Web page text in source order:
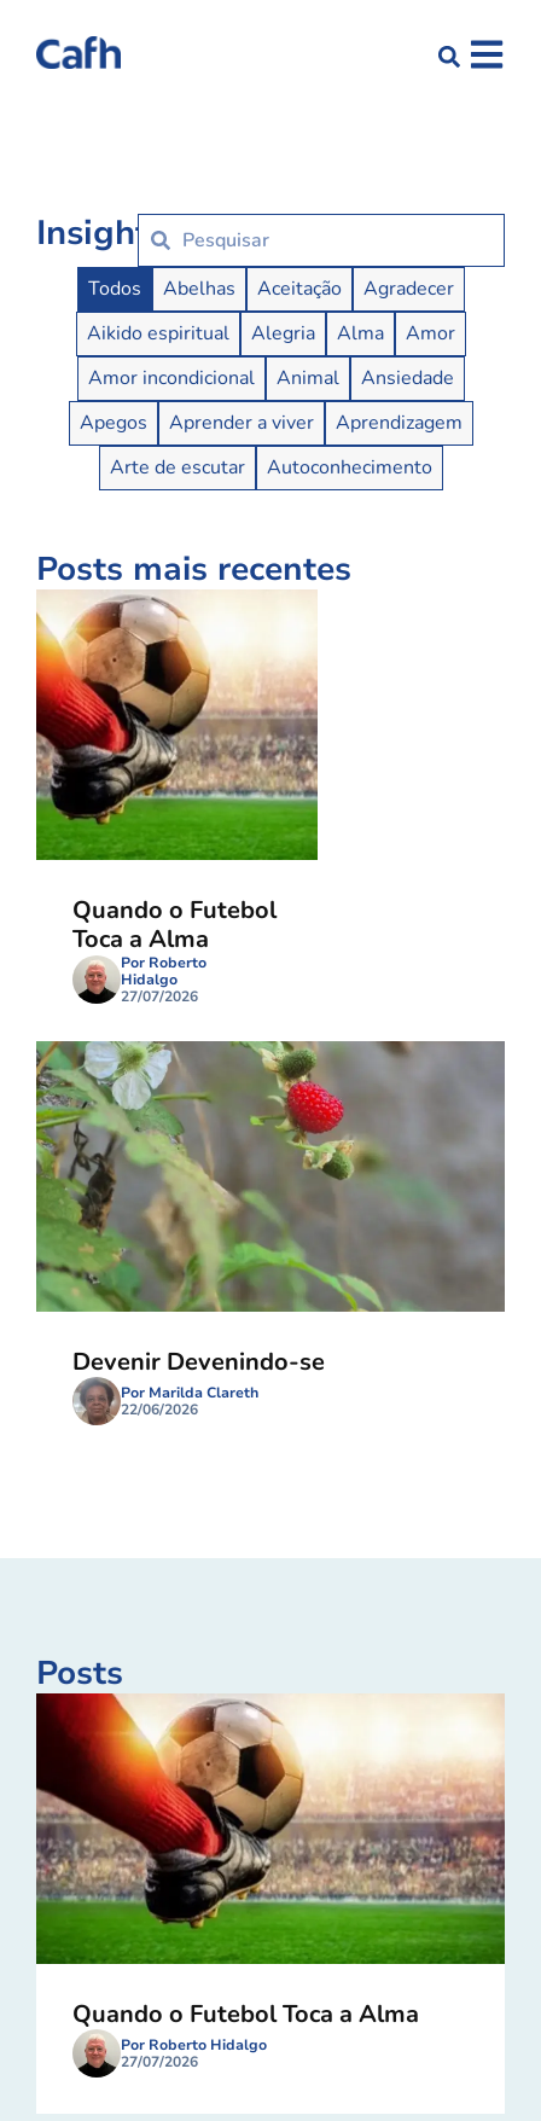
Insights
Insights Buttons
Todos Abelhas Aceitação
Agradecer
Aikido espiritual
Alegria Alma
Amor
Amor incondicional
Animal
Ansiedade
Apegos
Aprender a viver
Aprendizagem
Arte de escutar
Autoconhecimento
Posts mais recentes
Quando o Futebol
Toca a Alma
Por Roberto
Hidalgo
27/07/2026
Devenir Devenindo-se
Por Marilda Clareth
22/06/2026
Posts
Quando o Futebol Toca a Alma
Por Roberto Hidalgo
27/07/2026